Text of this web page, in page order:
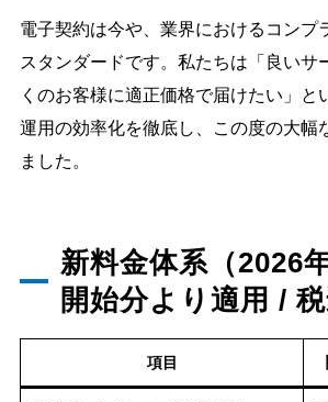
電子契約は今や、業界におけるコンプ
スタンダードです。私たちは「良いサ
くのお客様に適正価格で届けたい」と
運用の効率化を徹底し、この度の大幅
ました。
新料金体系（2026
開始分より適用 / 税
項目